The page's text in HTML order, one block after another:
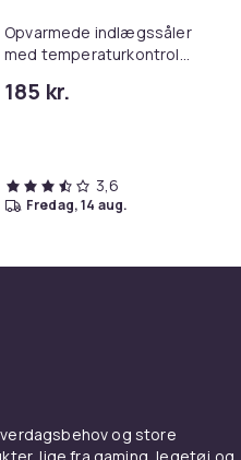
Opvarmede indlægssåler
med temperaturkontrol
185 kr.
3,6
fredag, 14 aug.
og store